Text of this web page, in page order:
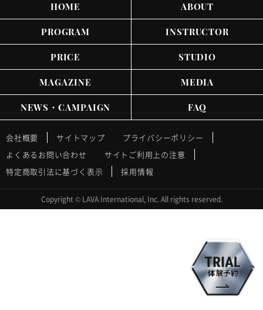
HOME ABOUT
PROGRAM INSTRUCTOR
PRICE STUDIO
MAGAZINE MEDIA
NEWS・CAMPAIGN FAQ
会社概要 サイトマップ
プライバシーポリシー
よくあるお問い合わせ
サイトご利用上の注意
特定商取引法に基づく表示
採用情報
Copyright © LAVA International, Inc. All rights reserved.